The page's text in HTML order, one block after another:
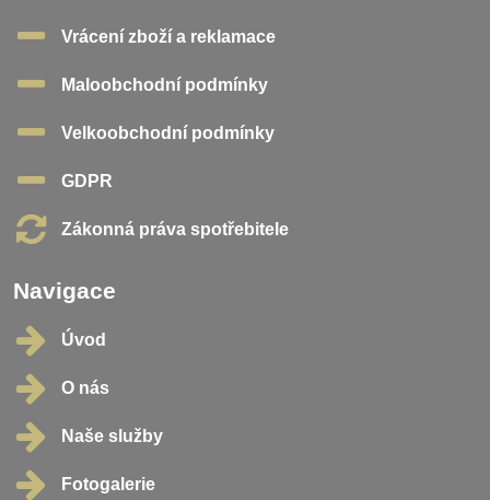
Vrácení zboží a reklamace
Maloobchodní podmínky
Velkoobchodní podmínky
GDPR
Zákonná práva spotřebitele
Navigace
Úvod
O nás
Naše služby
Fotogalerie